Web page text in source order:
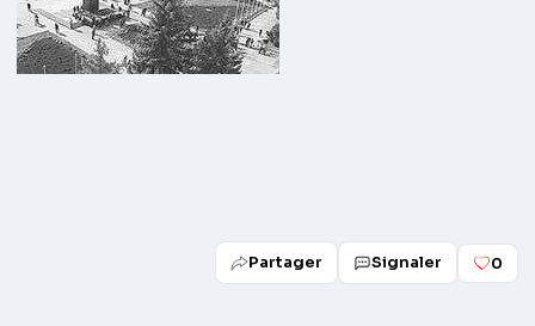
Partager Signaler 0